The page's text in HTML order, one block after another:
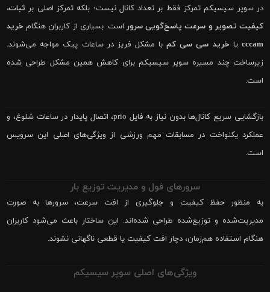
در سوپر سیسیکم تمرکز فقط بر تعداد کانال نیست؛ بلکه تمرکز اصلی بر ثبات،
کیفیت تصویر و سرعت پاسخ‌گویی سروراست. بسیاری از کاربران هنگام خرید
cccam یا خرید سی سی کمبا مشکل فریز در ساعات پیک مواجه می‌شوند.
زیرساخت چند مسیره سوپر سیسیکم برای کاهش همین مشکل طراحی شده
است.
بازگشایی سریع کانال‌ها بدون نیاز به فایل prio، اتصال پایدار در ساعات شلوغ، و
عملکرد یکنواخت در مسابقات مهم ورزشی از ویژگی‌های اصلی این سرویس
است.
سرورهای فول و مدیریت توزیع بار
به منظور حفظ کیفیت و جلوگیری از افت سرعت، سرورها به صورت
مدیریت‌شده و توزیع‌شده طراحی شده‌اند. این ساختار باعث می‌شود کاربران
هنگام استفاده هم‌زمان، دچار افت کیفیت یا قطعی ناگهانی نشوند.
ویژگی‌های اصلی سوپر سیسیکم